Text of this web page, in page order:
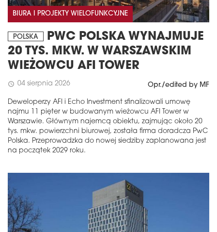
BIURA I PROJEKTY WIELOFUNKCYJNE
POLSKA
PWC POLSKA WYNAJMUJE
20 TYS. MKW. W WARSZAWSKIM
WIEŻOWCU AFI TOWER
schedule 04 sierpnia 2026 Opr./edited by MF
Deweloperzy AFI i Echo Investment sfinalizowali umowę
najmu 11 pięter w budowanym wieżowcu AFI Tower w
Warszawie. Głównym najemcą obiektu, zajmując około 20
tys. mkw. powierzchni biurowej, została firma doradcza PwC
Polska. Przeprowadzka do nowej siedziby zaplanowana jest
na początek 2029 roku.